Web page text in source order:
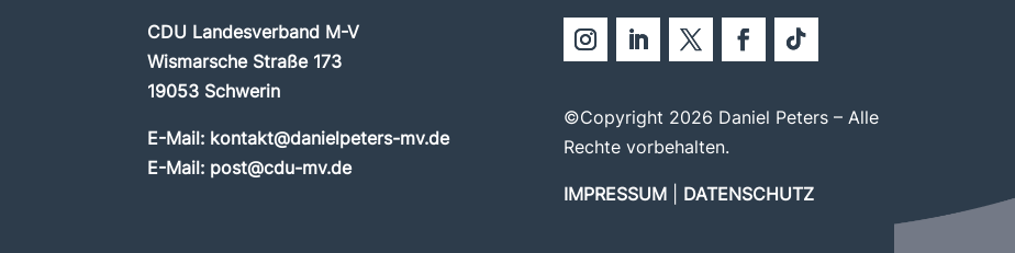
CDU Landesverband M-V
Wismarsche Straße 173
19053 Schwerin
E-Mail: kontakt@danielpeters-mv.de
E-Mail: post@cdu-mv.de
©Copyright 2026 Daniel Peters – Alle
Rechte vorbehalten.
IMPRESSUM| DATENSCHUTZ